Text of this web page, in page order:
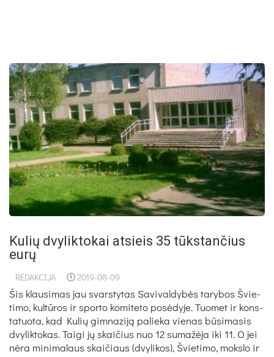
Kulių dvyliktokai atsieis 35 tūkstančius
eurų
REDAKCIJA 2019-08-09
Šis klau­si­mas jau svars­ty­tas Sa­vi­val­dy­bės ta­ry­bos Švie­
ti­mo, kul­tū­ros ir spor­to ko­mi­te­to po­sė­dy­je. Tuo­met ir kons­
ta­tuo­ta, kad Ku­lių gim­na­zi­ją pa­lie­ka vie­nas bū­si­ma­sis
dvy­lik­to­kas. Tai­gi jų skai­čius nuo 12 su­ma­žė­ja iki 11. O jei
nė­ra mi­ni­ma­laus skai­čiaus (dvy­li­kos), Švie­ti­mo, moks­lo ir